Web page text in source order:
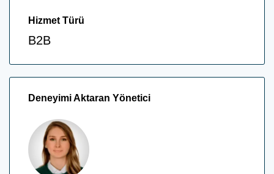
Hizmet Türü
B2B
Deneyimi Aktaran Yönetici